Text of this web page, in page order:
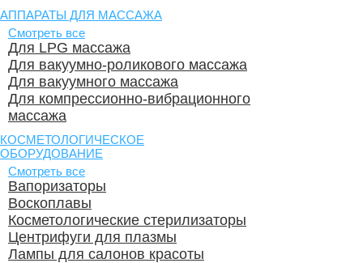
АППАРАТЫ ДЛЯ МАССАЖА
Смотреть все
Для LPG массажа
Для вакуумно-роликового массажа
Для вакуумного массажа
Для компрессионно-вибрационного
массажа
КОСМЕТОЛОГИЧЕСКОЕ
ОБОРУДОВАНИЕ
Смотреть все
Вапоризаторы
Воскоплавы
Косметологические стерилизаторы
Центрифуги для плазмы
Лампы для салонов красоты